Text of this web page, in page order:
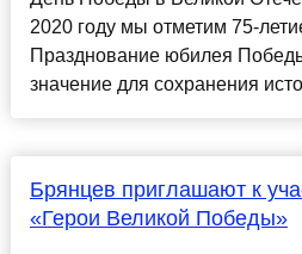
2020 году мы отметим 75-
Празднование юбилея
значение для сохранения
Брянцев приглашают к
«Герои Великой Победы»